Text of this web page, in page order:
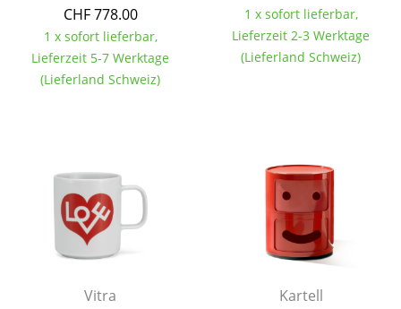
Tischleuchten
Schreibtischleuchten
Stehleuchten & Leseleuchten
Outdoor-Leuchten
Akkuleuchten
... alle Leuchten
CHF 778.00
1 x sofort lieferbar,
Lieferzeit 5-7 Werktage
(Lieferland Schweiz)
1 x sofort lieferbar,
Lieferzeit 2-3 Werktage
(Lieferland Schweiz)
Vitra Kartell